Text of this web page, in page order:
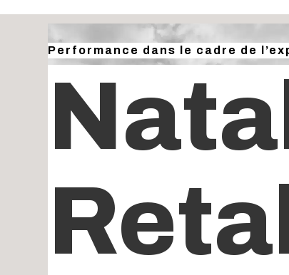
Performance dans le cadre de